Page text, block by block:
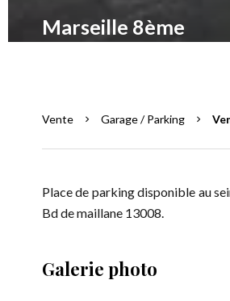
Marseille 8ème
Vente Garage / Parking
Place de parking disponible au
Bd de maillane 13008.
Galerie photo